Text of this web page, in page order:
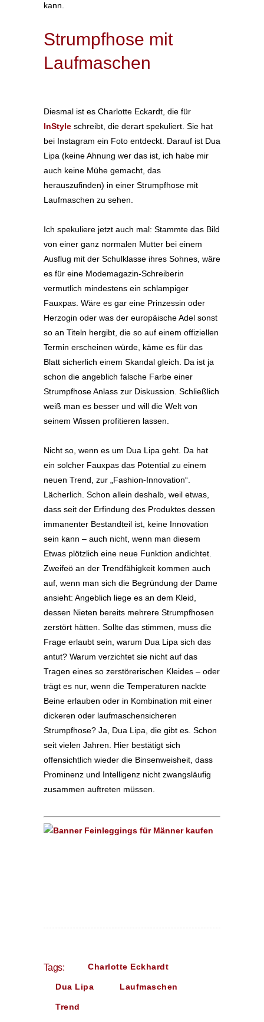
kann.
Strumpfhose mit
Laufmaschen
Diesmal ist es Charlotte Eckardt, die für
InStyle schreibt, die derart spekuliert. Sie hat
bei Instagram ein Foto entdeckt. Darauf ist Dua
Lipa (keine Ahnung wer das ist, ich habe mir
auch keine Mühe gemacht, das
herauszufinden) in einer Strumpfhose mit
Laufmaschen zu sehen.
Ich spekuliere jetzt auch mal: Stammte das Bild
von einer ganz normalen Mutter bei einem
Ausflug mit der Schulklasse ihres Sohnes, wäre
es für eine Modemagazin-Schreiberin
vermutlich mindestens ein schlampiger
Fauxpas. Wäre es gar eine Prinzessin oder
Herzogin oder was der europäische Adel sonst
so an Titeln hergibt, die so auf einem offiziellen
Termin erscheinen würde, käme es für das
Blatt sicherlich einem Skandal gleich. Da ist ja
schon die angeblich falsche Farbe einer
Strumpfhose Anlass zur Diskussion. Schließlich
weiß man es besser und will die Welt von
seinem Wissen profitieren lassen.
Nicht so, wenn es um Dua Lipa geht. Da hat
ein solcher Fauxpas das Potential zu einem
neuen Trend, zur „Fashion-Innovation“.
Lächerlich. Schon allein deshalb, weil etwas,
dass seit der Erfindung des Produktes dessen
immanenter Bestandteil ist, keine Innovation
sein kann – auch nicht, wenn man diesem
Etwas plötzlich eine neue Funktion andichtet.
Zweifeö an der Trendfähigkeit kommen auch
auf, wenn man sich die Begründung der Dame
ansieht: Angeblich liege es an dem Kleid,
dessen Nieten bereits mehrere Strumpfhosen
zerstört hätten. Sollte das stimmen, muss die
Frage erlaubt sein, warum Dua Lipa sich das
antut? Warum verzichtet sie nicht auf das
Tragen eines so zerstörerischen Kleides – oder
trägt es nur, wenn die Temperaturen nackte
Beine erlauben oder in Kombination mit einer
dickeren oder laufmaschensicheren
Strumpfhose? Ja, Dua Lipa, die gibt es. Schon
seit vielen Jahren. Hier bestätigt sich
offensichtlich wieder die Binsenweisheit, dass
Prominenz und Intelligenz nicht zwangsläufig
zusammen auftreten müssen.
Tags: Charlotte Eckhardt
Dua Lipa Laufmaschen
Trend